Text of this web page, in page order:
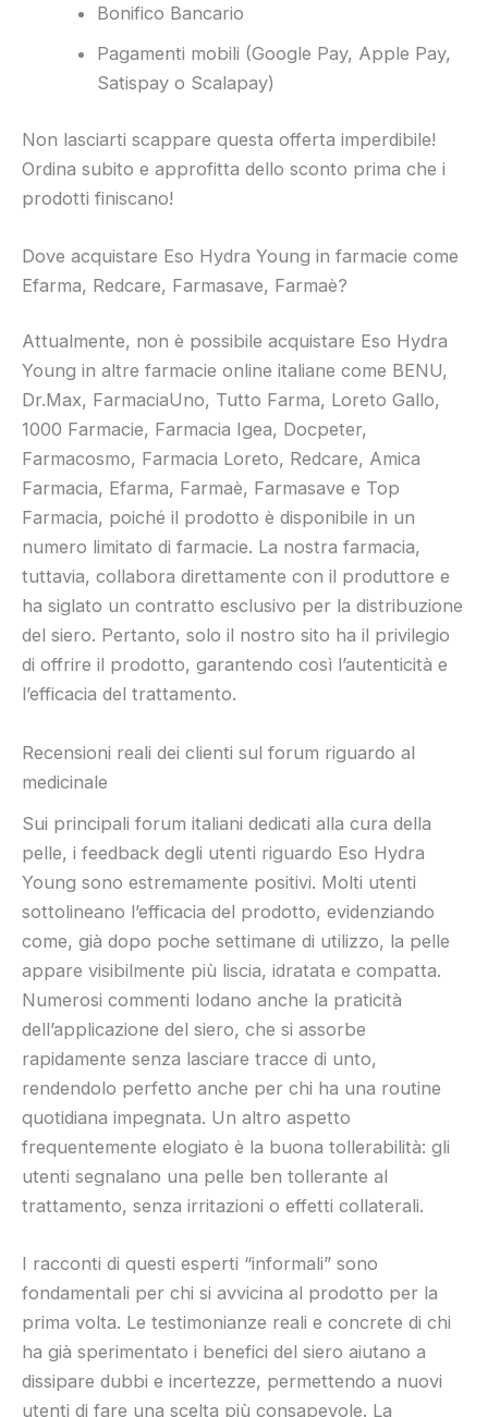
Bonifico Bancario
Pagamenti mobili (Google Pay, Apple Pay,
Satispay o Scalapay)
Non lasciarti scappare questa offerta imperdibile!
Ordina subito e approfitta dello sconto prima che i
prodotti finiscano!
Dove acquistare Eso Hydra Young in farmacie come
Efarma, Redcare, Farmasave, Farmaè?
Attualmente, non è possibile acquistare Eso Hydra
Young in altre farmacie online italiane come BENU,
Dr.Max, FarmaciaUno, Tutto Farma, Loreto Gallo,
1000 Farmacie, Farmacia Igea, Docpeter,
Farmacosmo, Farmacia Loreto, Redcare, Amica
Farmacia, Efarma, Farmaè, Farmasave e Top
Farmacia, poiché il prodotto è disponibile in un
numero limitato di farmacie. La nostra farmacia,
tuttavia, collabora direttamente con il produttore e
ha siglato un contratto esclusivo per la distribuzione
del siero. Pertanto, solo il nostro sito ha il privilegio
di offrire il prodotto, garantendo così l’autenticità e
l’efficacia del trattamento.
Recensioni reali dei clienti sul forum riguardo al
medicinale
Sui principali forum italiani dedicati alla cura della
pelle, i feedback degli utenti riguardo Eso Hydra
Young sono estremamente positivi. Molti utenti
sottolineano l’efficacia del prodotto, evidenziando
come, già dopo poche settimane di utilizzo, la pelle
appare visibilmente più liscia, idratata e compatta.
Numerosi commenti lodano anche la praticità
dell’applicazione del siero, che si assorbe
rapidamente senza lasciare tracce di unto,
rendendolo perfetto anche per chi ha una routine
quotidiana impegnata. Un altro aspetto
frequentemente elogiato è la buona tollerabilità: gli
utenti segnalano una pelle ben tollerante al
trattamento, senza irritazioni o effetti collaterali.
I racconti di questi esperti “informali” sono
fondamentali per chi si avvicina al prodotto per la
prima volta. Le testimonianze reali e concrete di chi
ha già sperimentato i benefici del siero aiutano a
dissipare dubbi e incertezze, permettendo a nuovi
utenti di fare una scelta più consapevole. La